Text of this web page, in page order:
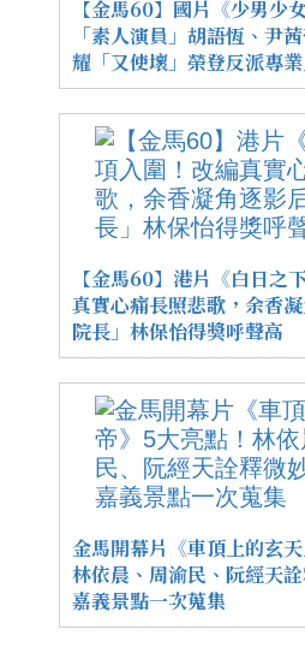
【金馬60】國片《少男少
「素人演員」胡語恆、尹
耀「又使壞」榮登反派專
【金馬60】港片《白日之
真實心痛長照悲歌，余香
院長」林保怡得獎呼聲高
金馬開幕片《車頂上的玄
林依晨、周渝民、阮經天
嘉義景點一次蒐集